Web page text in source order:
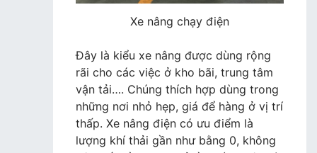
Xe nâng chạy điện
Đây là kiểu xe nâng được dùng rộng
rãi cho các việc ở kho bãi, trung tâm
vận tải…. Chúng thích hợp dùng trong
những nơi nhỏ hẹp, giá để hàng ở vị trí
thấp. Xe nâng điện có ưu điểm là
lượng khí thải gần như bằng 0, không